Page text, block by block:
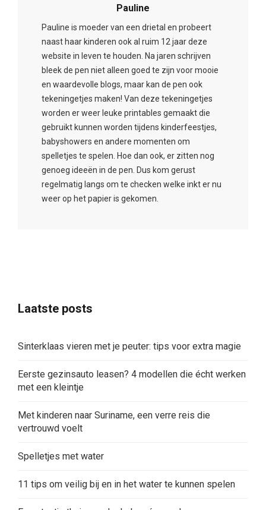
Pauline
Pauline is moeder van een drietal en probeert
naast haar kinderen ook al ruim 12 jaar deze
website in leven te houden. Na jaren schrijven
bleek de pen niet alleen goed te zijn voor mooie
en waardevolle blogs, maar kan de pen ook
tekeningetjes maken! Van deze tekeningetjes
worden er weer leuke printables gemaakt die
gebruikt kunnen worden tijdens kinderfeestjes,
babyshowers en andere momenten om
spelletjes te spelen. Hoe dan ook, er zitten nog
genoeg ideeën in de pen. Dus kom gerust
regelmatig langs om te checken welke inkt er nu
weer op het papier is gekomen.
Laatste posts
Sinterklaas vieren met je peuter: tips voor extra magie
Eerste gezinsauto leasen? 4 modellen die écht werken
met een kleintje
Met kinderen naar Suriname, een verre reis die
vertrouwd voelt
Spelletjes met water
11 tips om veilig bij en in het water te kunnen spelen